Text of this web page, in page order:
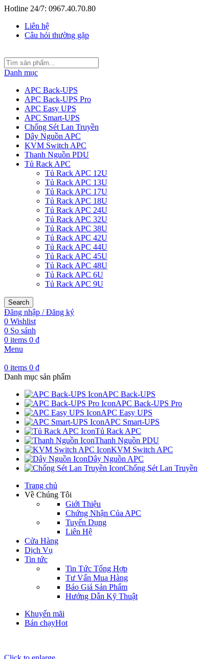
Hotline 24/7: 0967.40.70.80
Liên hệ
Câu hỏi thường gặp
Danh mục
APC Back-UPS
APC Back-UPS Pro
APC Easy UPS
APC Smart-UPS
Chống Sét Lan Truyền
Dây Nguồn APC
KVM Switch APC
Thanh Nguồn PDU
Tủ Rack APC
Tủ Rack APC 12U
Tủ Rack APC 13U
Tủ Rack APC 17U
Tủ Rack APC 18U
Tủ Rack APC 24U
Tủ Rack APC 32U
Tủ Rack APC 38U
Tủ Rack APC 42U
Tủ Rack APC 44U
Tủ Rack APC 45U
Tủ Rack APC 48U
Tủ Rack APC 6U
Tủ Rack APC 9U
Search
Đăng nhập / Đăng ký
0 Wishlist
0 So sánh
0 items 0 ₫
Menu
0 items 0 ₫
Danh mục sản phẩm
APC Back-UPS
APC Back-UPS Pro
APC Easy UPS
APC Smart-UPS
Tủ Rack APC
Thanh Nguồn PDU
KVM Switch APC
Dây Nguồn APC
Chống Sét Lan Truyền
Trang chủ
Về Chúng Tôi
Giới Thiệu
Chứng Nhận Của APC
Tuyển Dụng
Liên Hệ
Cửa Hàng
Dịch Vụ
Tin tức
Tin Tức Tổng Hợp
Tư Vấn Mua Hàng
Báo Giá Sản Phẩm
Hướng Dẫn Kỹ Thuật
Khuyến mãi
Bán chạyHot